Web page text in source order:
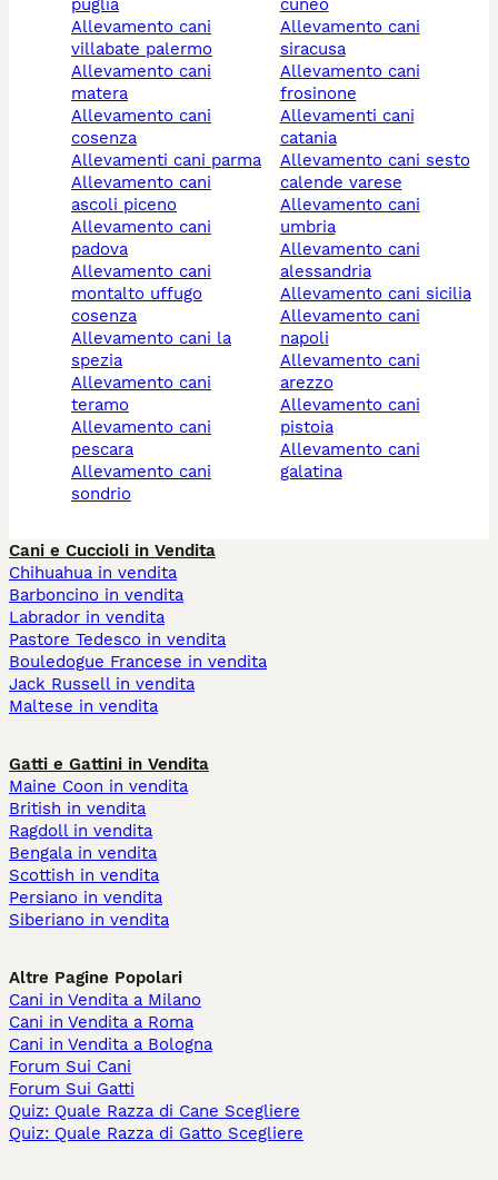
puglia
allevamento cani
villabate palermo
allevamento cani
matera
allevamento cani
cosenza
allevamenti cani parma
allevamento cani
ascoli piceno
allevamento cani
padova
allevamento cani
montalto uffugo
cosenza
allevamento cani la
spezia
allevamento cani
teramo
allevamento cani
pescara
allevamento cani
sondrio
cuneo
allevamento cani
siracusa
allevamento cani
frosinone
allevamenti cani
catania
allevamento cani sesto
calende varese
allevamento cani
umbria
allevamento cani
alessandria
allevamento cani sicilia
allevamento cani
napoli
allevamento cani
arezzo
allevamento cani
pistoia
allevamento cani
galatina
Cani e Cuccioli in Vendita
Chihuahua in vendita
Barboncino in vendita
Labrador in vendita
Pastore Tedesco in vendita
Bouledogue Francese in vendita
Jack Russell in vendita
Maltese in vendita
Gatti e Gattini in Vendita
Maine Coon in vendita
British in vendita
Ragdoll in vendita
Bengala in vendita
Scottish in vendita
Persiano in vendita
Siberiano in vendita
Altre Pagine Popolari
Cani in Vendita a Milano
Cani in Vendita a Roma
Cani in Vendita a Bologna
Forum Sui Cani
Forum Sui Gatti
Quiz: Quale Razza di Cane Scegliere
Quiz: Quale Razza di Gatto Scegliere